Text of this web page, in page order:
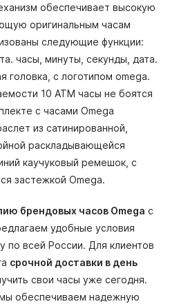
обеспечивает высокую
оригинальным часам
следующие функции:
часы, минуты, секунды, дата.
головка, с логотипом omega.
10 АТМ часы не боятся
с часами Omega
из сатинированной,
раскладывающейся
каучуковый ремешок, с
застежкой Omega.
брендовых часов Omega с
удобные условия
по всей России. Для клиентов
срочной доставки в день
свои часы уже сегодня.
обеспечиваем надежную